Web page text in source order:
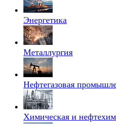
Энергетика
Металлургия
Нефтегазовая
Химическая и